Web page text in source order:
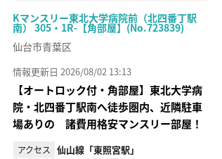
Kマンスリー東北大学病院前（北四番丁駅
南） 305・1R-【角部屋】(No.723839)
仙台市青葉区
情報更新日 2026/08/02 13:13
【オートロック付・角部屋】東北大学病
院・北四番丁駅南へ徒歩圏内、近隣駐車
場ありの 諸費用格安マンスリー部屋！
アクセス 仙山線「東照宮駅」